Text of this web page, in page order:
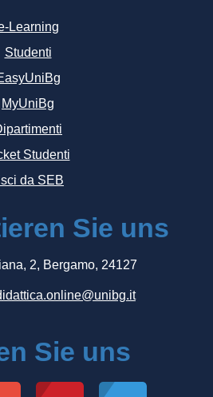
Learning
Studenti
MyUniBg
Studenti
da SEB
Sie uns
2, Bergamo, 24127
Sie uns